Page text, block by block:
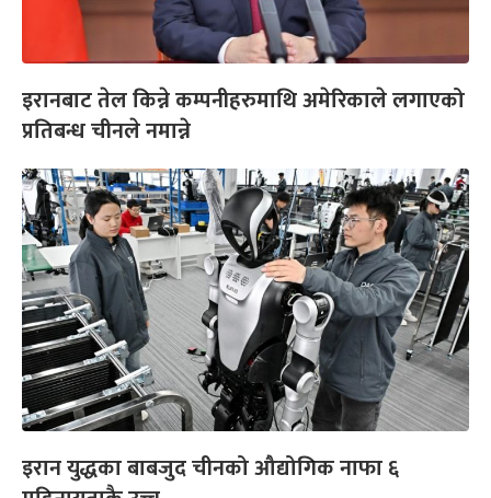
इरानबाट तेल किन्ने कम्पनीहरुमाथि अमेरिकाले लगाएको
प्रतिबन्ध चीनले नमान्ने
इरान युद्धका बाबजुद चीनको औद्योगिक नाफा ६